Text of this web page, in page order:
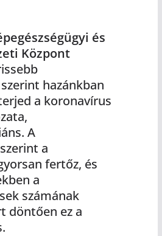
és
Központ
hazánkban
a koronavírus
A
a
fertőz, és
a
számának
döntően ez a